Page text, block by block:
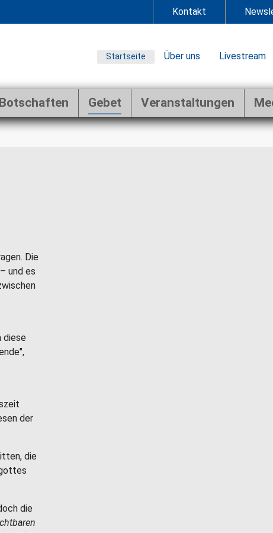
Kontakt
Startseite Über uns Livestream
Botschaften Gebet Veranstaltungen
Die
und es
diese
der
die
die